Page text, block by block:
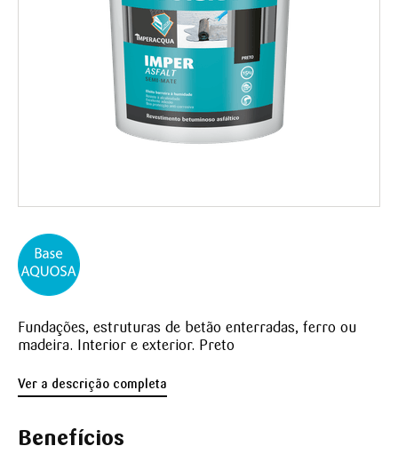
Fundações, estruturas de betão enterradas, ferro ou
madeira. Interior e exterior. Preto
Ver a descrição completa
Benefícios